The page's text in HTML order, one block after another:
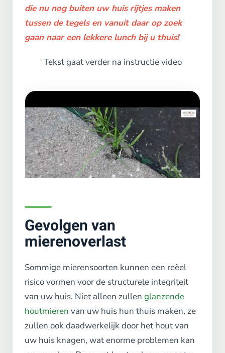
die nu nog buiten uw huis rijtjes maken
tussen de tegels en vanuit daar op zoek
gaan naar een lekkere lunch bij u thuis!
Tekst gaat verder na instructie video
Gevolgen van
mierenoverlast
Sommige mierensoorten kunnen een reëel
risico vormen voor de structurele integriteit
van uw huis. Niet alleen zullen glanzende
houtmieren van uw huis hun thuis maken, ze
zullen ook daadwerkelijk door het hout van
uw huis knagen, wat enorme problemen kan